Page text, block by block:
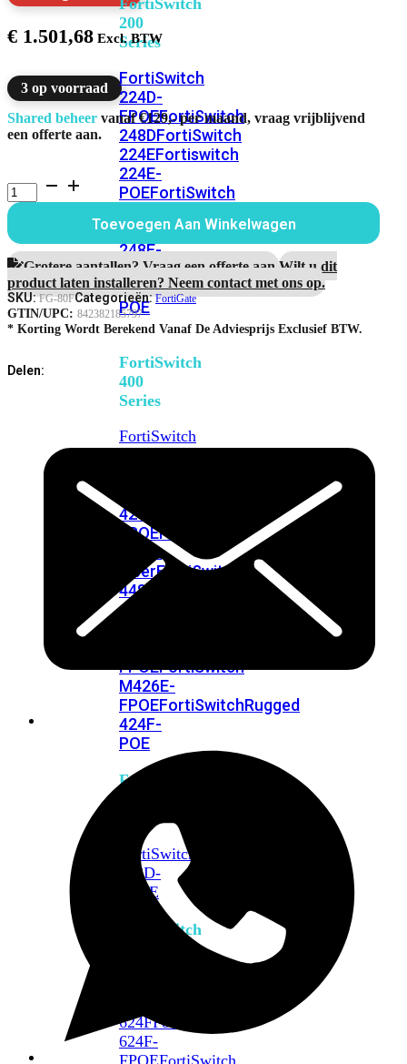
FortiSwitch
200
Series
FortiSwitch
224D-
FPOEFortiSwitch
248DFortiSwitch
224EFortiswitch
224E-
POEFortiSwitch
POEFortiSwitch
248E-
FPOEFortiSwitchRugged
216F-
POE
FortiSwitch
400
Series
FortiSwitch
424E-
FPOEFortiSwitch
424E-
FiberFortiSwitch
448E
448E-
FPOEFortiSwitch
M426E-
FPOEFortiSwitchRugged
424F-
POE
FortiSwitch
FortiSwitch
548D-
FPOE
FortiSwitch
624FFortiSwitch
624F-
FPOEFortiSwitch
€ 1.501,68
3 op voorraad
Shared beheer vanaf €129,- per maand, vraag vrijblijvend
een offerte aan.
FortiGate
80F
Alleen
Hardware
aantal
Toevoegen Aan Winkelwagen
Grotere aantallen? Vraag een offerte aan.Wilt u dit
product laten installeren? Neem contact met ons op.
SKU:FG-80FCategorieën:FortiGate
GTIN/UPC: 842382185797
* Korting Wordt Berekend Vanaf De Adviesprijs Exclusief BTW.
Delen: